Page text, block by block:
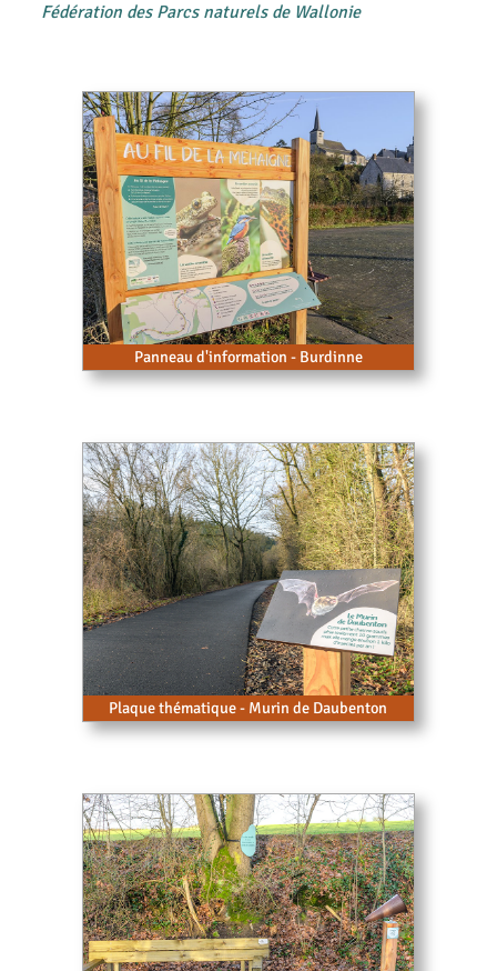
Fédération des Parcs naturels de Wallonie
Panneau d'information - Burdinne
Plaque thématique - Murin de Daubenton